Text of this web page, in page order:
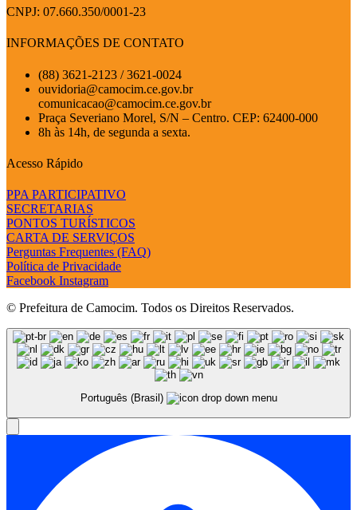
CNPJ: 07.660.350/0001-23
INFORMAÇÕES DE CONTATO
(88) 3621-2123 / 3621-0024
ouvidoria@camocim.ce.gov.br
comunicacao@camocim.ce.gov.br
Praça Severiano Morel, S/N – Centro. CEP: 62400-000
8h às 14h, de segunda a sexta.
Acesso Rápido
PPA PARTICIPATIVO
SECRETARIAS
PONTOS TURÍSTICOS
CARTA DE SERVIÇOS
Perguntas Frequentes (FAQ)
Política de Privacidade
Facebook Instagram
© Prefeitura de Camocim. Todos os Direitos Reservados.
Português (Brasil)